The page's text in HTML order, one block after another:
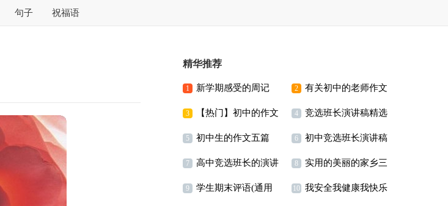
句子 祝福语
精华推荐
1 新学期感受的周记 2 有关初中的老师作文
3篇
3 【热门】初中的作文
300字汇编八篇
4 竞选班长演讲稿精选
15篇
5 初中生的作文五篇 6 初中竞选班长演讲稿
7 高中竞选班长的演讲
稿
8 实用的美丽的家乡三
年级作文300字四篇
9 学生期末评语(通用 10 我安全我健康我快乐